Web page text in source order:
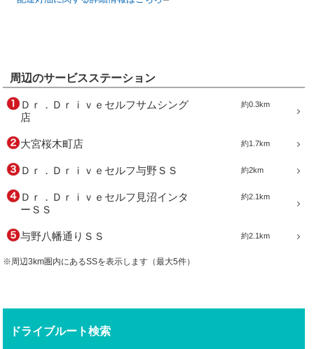
周辺のサービスステーション
約0.3km
Ｄｒ．Ｄｒｉｖｅセルフサムシング
店
約1.7km
大宮桜木町店
約2km
Ｄｒ．Ｄｒｉｖｅセルフ与野ＳＳ
約2.1km
Ｄｒ．Ｄｒｉｖｅセルフ見沼インタ
ーＳＳ
約2.1km
与野八幡通りＳＳ
※周辺3km圏内にあるSSを表示します（最大5件）
ドライブルート検索